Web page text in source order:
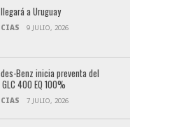
a Uruguay
9 JULIO, 2026
Benz inicia preventa del
400 EQ 100%
7 JULIO, 2026